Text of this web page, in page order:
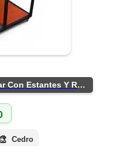
Mueble Para Horno De Empotrar Con Estantes Y Ruedas
Cedro